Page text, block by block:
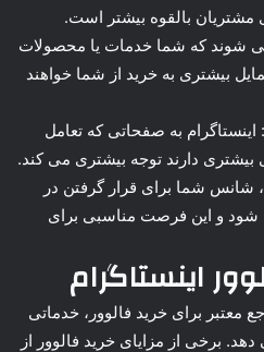
مشتریان بالقوه بیشتر است.
شوند که شما خدمات یا محصولات
بیشتری به خرید از شما خواهند
: اینستاگرام به صفحاتی که تعامل
بیشتری دارند توجه بیشتری می کند.
شانس شما برای قرار گرفتن در
شود و این فرصت مناسبی برای
اینستاگرام
معتبر برای خرید فالوور، خدماتی
دهد. برخی از مزایای خرید فالوور از